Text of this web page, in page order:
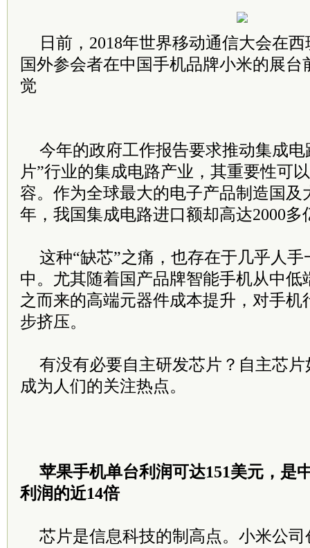
日前，2018年世界移动通信大会在
国外参会者在中国手机品牌小米的展台
觉
今年的政府工作报告要求推动集成
片”行业的集成电路产业，其重要性可
容。作为全球最大的电子产品制造国及
年，我国集成电路进口额却高达2000多
这种“缺芯”之痛，也存在于几乎人
中。尤其随着国产品牌智能手机从中低
之而来的高端元器件成本提升，对手机
步挤压。
有没有必要自主研发芯片？自主芯
成为人们的关注热点。
苹果手机单台利润可达151美元，是
利润的近14倍
芯片是信息科技的制高点。小米公